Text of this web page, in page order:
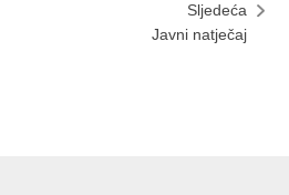
Sljedeća
Javni natječaj